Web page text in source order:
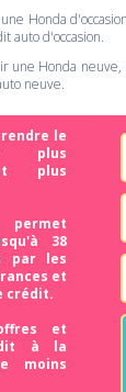
Honda
auto d'occasion.
une Honda
neuve.
le
plus
plus
permet
38
par les
et
crédit.
et
à la
moins